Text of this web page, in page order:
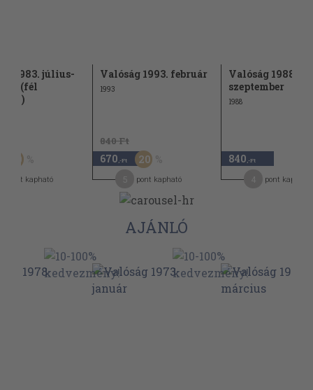
1983. július-
(fél
50
pont kapható
Valóság 1993. február
1993
840 Ft
670 ,-Ft 20
pont kapható
Valóság 1988.
szeptember
1988
840 ,-Ft
pont kapható
AJÁNLÓ